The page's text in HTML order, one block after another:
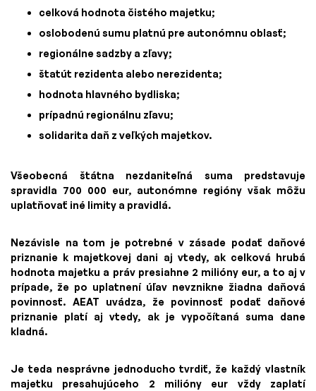
celková hodnota čistého majetku;
oslobodenú sumu platnú pre autonómnu oblasť;
regionálne sadzby a zľavy;
štatút rezidenta alebo nerezidenta;
hodnota hlavného bydliska;
prípadnú regionálnu zľavu;
solidarita daň z veľkých majetkov.
Všeobecná štátna nezdaniteľná suma predstavuje
spravidla 700 000 eur, autonómne regióny však môžu
uplatňovať iné limity a pravidlá.
Nezávisle na tom je potrebné v zásade podať daňové
priznanie k majetkovej dani aj vtedy, ak celková hrubá
hodnota majetku a práv presiahne 2 milióny eur, a to aj v
prípade, že po uplatnení úľav nevznikne žiadna daňová
povinnosť. AEAT uvádza, že povinnosť podať daňové
priznanie platí aj vtedy, ak je vypočítaná suma dane
kladná.
Je teda nesprávne jednoducho tvrdiť, že každý vlastník
majetku presahujúceho 2 milióny eur vždy zaplatí